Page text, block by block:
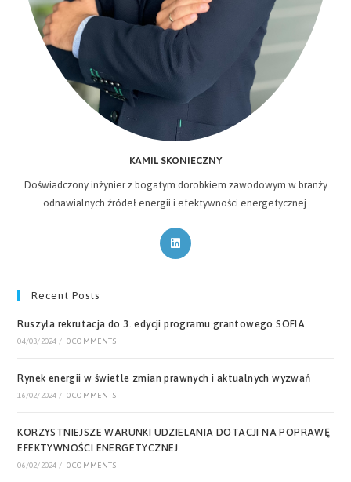
KAMIL SKONIECZNY
Doświadczony inżynier z bogatym dorobkiem zawodowym w branży
odnawialnych źródeł energii i efektywności energetycznej.
Opens
Recent Posts
Ruszyła rekrutacja do 3. edycji programu grantowego SOFIA
04/03/2024 / 0 COMMENTS
Rynek energii w świetle zmian prawnych i aktualnych wyzwań
16/02/2024 / 0 COMMENTS
KORZYSTNIEJSZE WARUNKI UDZIELANIA DOTACJI NA POPRAWĘ
EFEKTYWNOŚCI ENERGETYCZNEJ
06/02/2024 / 0 COMMENTS